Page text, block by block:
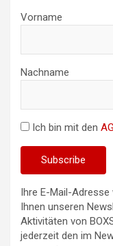
Vorname
Nachname
Ich bin mit den
Ihre E-Mail-
Ihnen unseren
Aktivitäten von
jederzeit den im